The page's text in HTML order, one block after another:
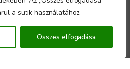
a sütik használatához.
Összes elfogadása
Menu
Faiskola Webáruház -
CsabaInformatika.NET